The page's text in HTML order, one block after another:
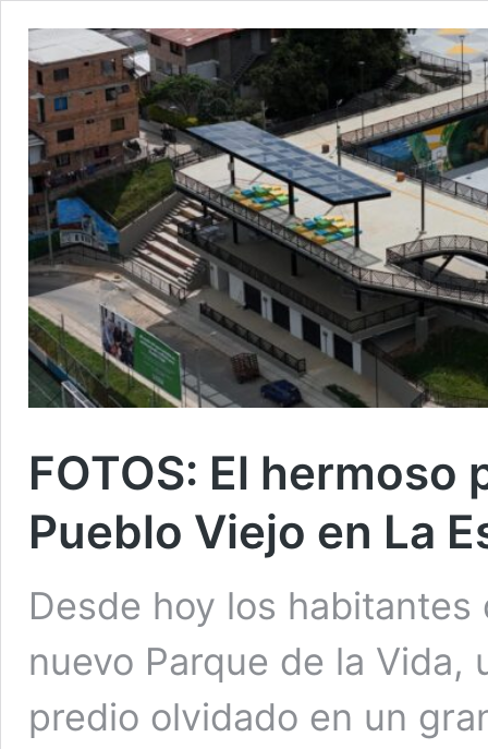
FOTOS: El hermoso
Pueblo Viejo en La
Desde hoy los
nuevo Parque de la
predio olvidado en un